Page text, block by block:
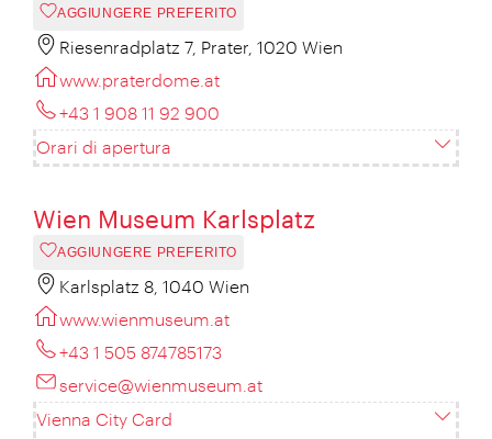
AGGIUNGERE PREFERITO
Riesenradplatz 7, Prater, 1020 Wien
www.praterdome.at
+43 1 908 11 92 900
Orari di apertura
Wien Museum Karlsplatz
AGGIUNGERE PREFERITO
Karlsplatz 8, 1040 Wien
www.wienmuseum.at
+43 1 505 874785173
service@wienmuseum.at
Vienna City Card